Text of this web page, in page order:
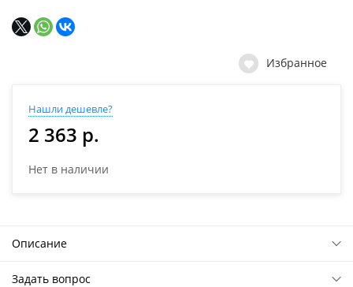
Избранное
Нашли дешевле?
2 363 р.
Нет в наличии
Описание
Задать вопрос